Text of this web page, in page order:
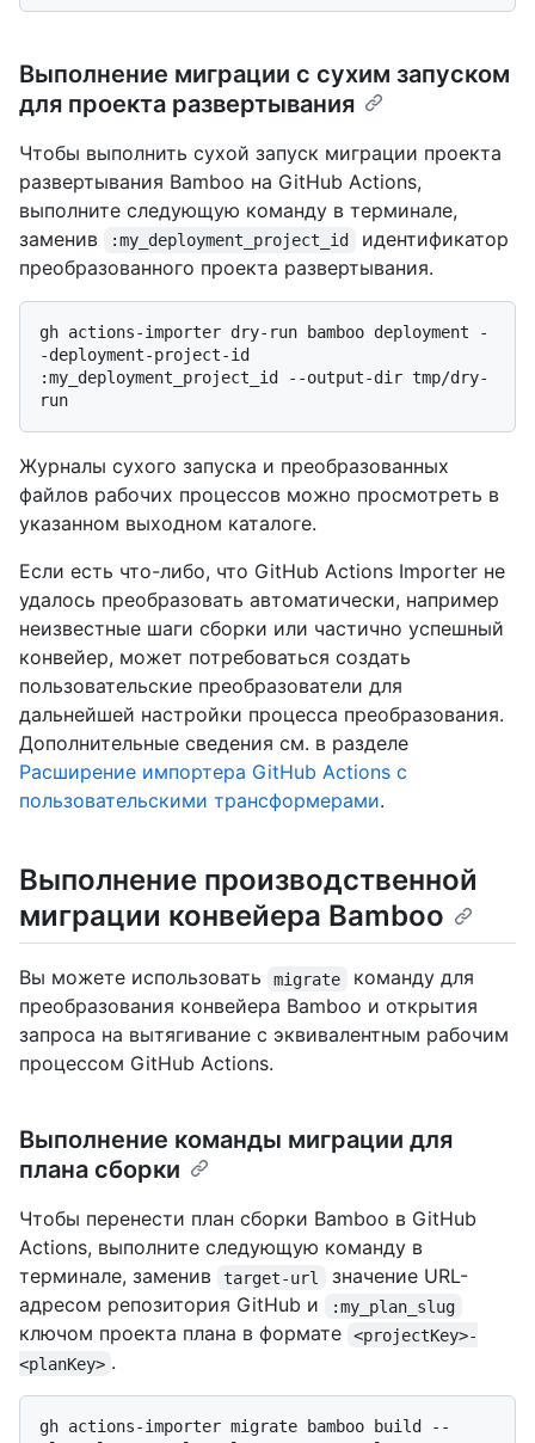
Выполнение миграции с сухим запуском
для проекта развертывания
Чтобы выполнить сухой запуск миграции проекта
развертывания Bamboo на GitHub Actions,
выполните следующую команду в терминале,
заменив
:my_deployment_project_id
идентификатор
преобразованного проекта развертывания.
gh actions-importer dry-run bamboo deployment -
-deployment-project-id
:my_deployment_project_id --output-dir tmp/dry-
Журналы сухого запуска и преобразованных
файлов рабочих процессов можно просмотреть в
указанном выходном каталоге.
Если есть что-либо, что GitHub Actions Importer не
удалось преобразовать автоматически, например
неизвестные шаги сборки или частично успешный
конвейер, может потребоваться создать
пользовательские преобразователи для
дальнейшей настройки процесса преобразования.
Дополнительные сведения см. в разделе
Расширение импортера GitHub Actions с
пользовательскими трансформерами.
Выполнение производственной
миграции конвейера Bamboo
Вы можете использовать migrate
команду для
преобразования конвейера Bamboo и открытия
запроса на вытягивание с эквивалентным рабочим
процессом GitHub Actions.
Выполнение команды миграции для
плана сборки
Чтобы перенести план сборки Bamboo в GitHub
Actions, выполните следующую команду в
терминале, заменив
target-url
значение URL-
адресом репозитория GitHub и
:my_plan_slug
ключом проекта плана в формате
<projectKey>-
<planKey> .
gh actions-importer migrate bamboo build --